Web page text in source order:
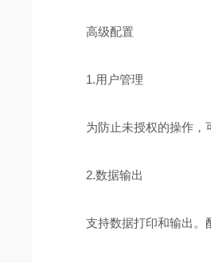
高级配置
1.用户管理
为防止未授权的操作，可
2.数据输出
支持数据打印和输出。配